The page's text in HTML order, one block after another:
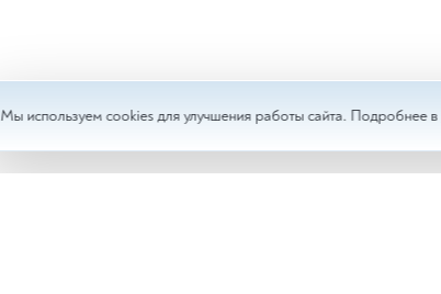
Мы используем cookies для улучшения работы сайта. Подробнее в